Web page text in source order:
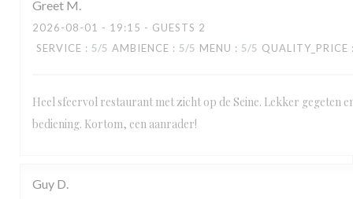
Greet M
2026-08-01 - 19:15 - GUESTS 2
SERVICE : 5/5 AMBIENCE : 5/5 MENU : 5/5 QUALITY_PRICE
Heel sfeervol restaurant met zicht op de Seine. Lekker gegeten
bediening. Kortom, een aanrader!
Guy D